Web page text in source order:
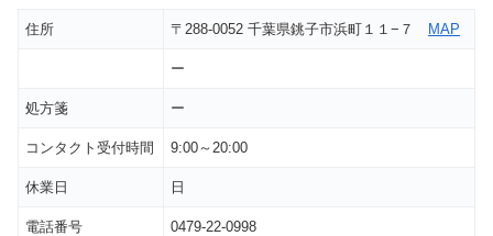
住所 〒288-0052 千葉県銚子市浜町１１−７ MAP
ー
処方箋 ー
コンタクト受付時間 9:00～20:00
休業日 日
電話番号 0479-22-0998